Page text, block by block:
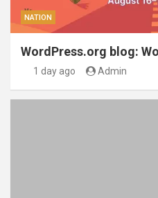
NATION
WordPress.org blog:
1 day ago Admin